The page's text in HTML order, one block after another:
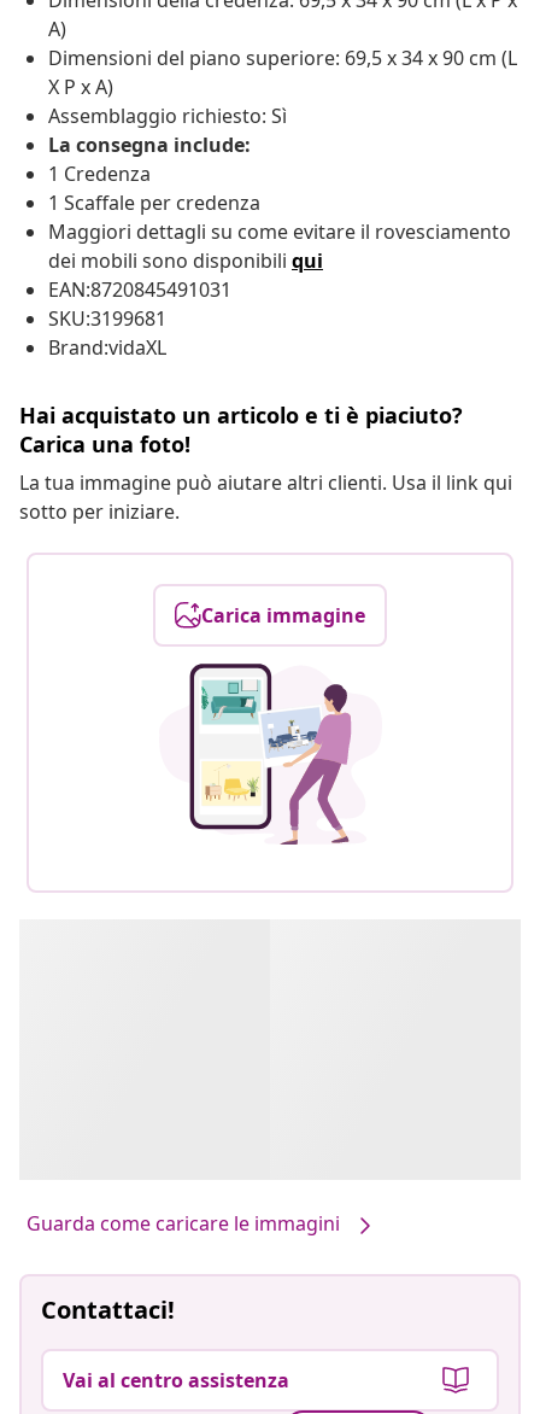
A)
Dimensioni del piano superiore: 69,5 x 34 x 90 cm (L
X P x A)
Assemblaggio richiesto: Sì
La consegna include:
1 Credenza
1 Scaffale per credenza
Maggiori dettagli su come evitare il rovesciamento
dei mobili sono disponibili qui
EAN:8720845491031
SKU:3199681
Brand:vidaXL
Hai acquistato un articolo e ti è piaciuto?
Carica una foto!
La tua immagine può aiutare altri clienti. Usa il link qui
sotto per iniziare.
Carica immagine
Guarda come caricare le immagini
Contattaci!
Vai al centro assistenza